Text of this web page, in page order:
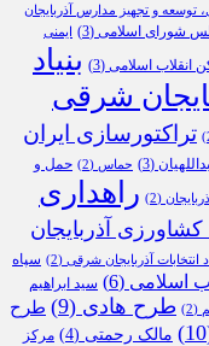
توسعه و تجهیز مدارس آذربایجان
شورای اسلامی (3) ایمنی
انقلاب اسلامی (3)
بنیاد
شرقی
تراکتورسازی ایران
(3) حماس (2)
حمل و
(2)
راهداری
آذربایجان
انتخابات آذربایجان شرقی (2)
سپاه
اسلامی (6)
سید ابراهیم
(2) طرح هادی (9)
طرح
مالک رحمتی (4) مرکز